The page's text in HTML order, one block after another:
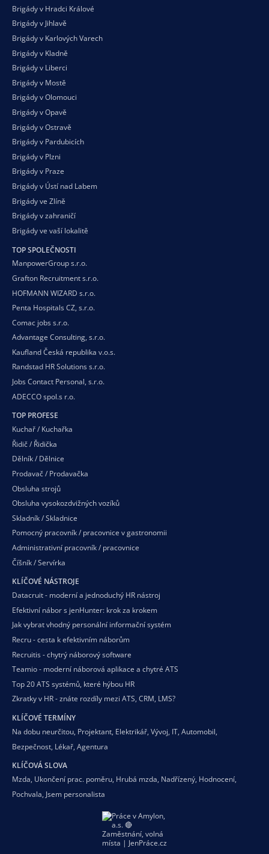
Brigády v Hradci Králové
Brigády v Jihlavě
Brigády v Karlových Varech
Brigády v Kladně
Brigády v Liberci
Brigády v Mostě
Brigády v Olomouci
Brigády v Opavě
Brigády v Ostravě
Brigády v Pardubicích
Brigády v Plzni
Brigády v Praze
Brigády v Ústí nad Labem
Brigády ve Zlíně
Brigády v zahraničí
Brigády ve vaší lokalitě
TOP SPOLEČNOSTI
ManpowerGroup s.r.o.
Grafton Recruitment s.r.o.
HOFMANN WIZARD s.r.o.
Penta Hospitals CZ, s.r.o.
Comac jobs s.r.o.
Advantage Consulting, s.r.o.
Kaufland Česká republika v.o.s.
Randstad HR Solutions s.r.o.
Jobs Contact Personal, s.r.o.
ADECCO spol.s r.o.
TOP PROFESE
Kuchař / Kuchařka
Řidič / Řidička
Dělník / Dělnice
Prodavač / Prodavačka
Obsluha strojů
Obsluha vysokozdvižných vozíků
Skladník / Skladnice
Pomocný pracovník / pracovnice v gastronomii
Administrativní pracovník / pracovnice
Číšník / Servírka
KLÍČOVÉ NÁSTROJE
Datacruit - moderní a jednoduchý HR nástroj
Efektivní nábor s jenHunter: krok za krokem
Jak vybrat vhodný personální informační systém
Recru - cesta k efektivním náborům
Recruitis - chytrý náborový software
Teamio - moderní náborová aplikace a chytré ATS
Top 20 ATS systémů, které hýbou HR
Zkratky v HR - znáte rozdíly mezi ATS, CRM, LMS?
KLÍČOVÉ TERMÍNY
Na dobu neurčitou, Projektant, Elektrikář, Vývoj, IT, Automobil,
Bezpečnost, Lékař, Agentura
KLÍČOVÁ SLOVA
Mzda, Ukončení prac. poměru, Hrubá mzda, Nadřízený, Hodnocení,
Pochvala, Jsem personalista